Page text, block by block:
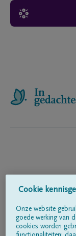
Volg ons op
Cookie
Onze website
goede werking van
cookies worden